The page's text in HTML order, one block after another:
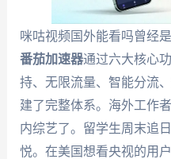
咪咕视频国外能看吗曾经
番茄加速器通过六大核心
持、无限流量、智能分流
建了完整体系。海外工作
内综艺了。留学生周末追
悦。在美国想看央视的用